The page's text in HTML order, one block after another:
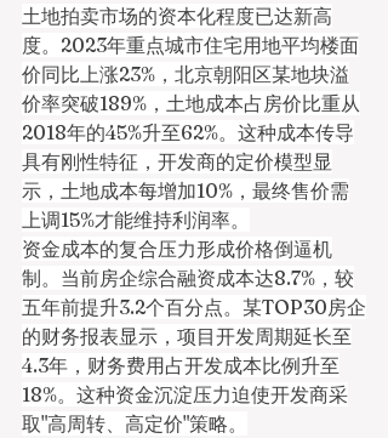
土地拍卖市场的资本化程度已达新高
度。2023年重点城市住宅用地平均楼面
价同比上涨23%，北京朝阳区某地块溢
价率突破189%，土地成本占房价比重从
2018年的45%升至62%。这种成本传导
具有刚性特征，开发商的定价模型显
示，土地成本每增加10%，最终售价需
上调15%才能维持利润率。
资金成本的复合压力形成价格倒逼机
制。当前房企综合融资成本达8.7%，较
五年前提升3.2个百分点。某TOP30房企
的财务报表显示，项目开发周期延长至
4.3年，财务费用占开发成本比例升至
18%。这种资金沉淀压力迫使开发商采
取"高周转、高定价"策略。